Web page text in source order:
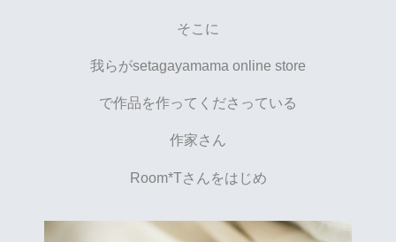
そこに
我らがsetagayamama online store
で作品を作ってくださっている
作家さん
Room*Tさんをはじめ